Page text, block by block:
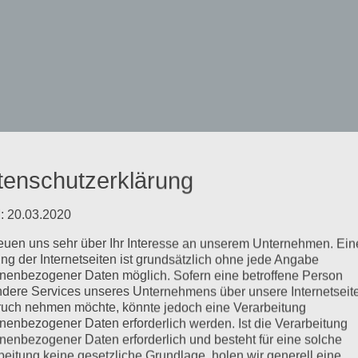
LOG-IN
20.03.2020
uns sehr über Ihr Interesse an unserem Unternehmen.
der Internetseiten ist grundsätzlich ohne jede Angabe
Daten möglich. Sofern eine betroffene Person
Services unseres Unternehmens über unsere
nehmen möchte, könnte jedoch eine Verarbeitung
Daten erforderlich werden. Ist die Verarbeitung
Daten erforderlich und besteht für eine solche